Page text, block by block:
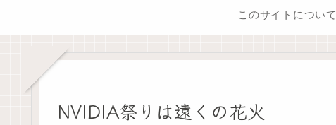
このサイトについて
NVIDIA祭りは遠くの花火